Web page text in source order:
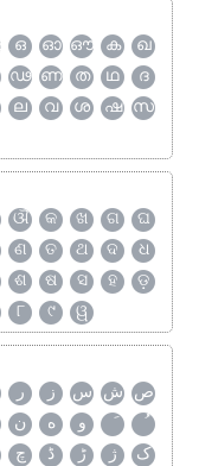
ഒ ഓ ഔ ക
ഖ
ഢ ണ ത ഥ
ദ
ല വ ശ ഷ
സ
ଔ କ ଖ ଗ
ଘ
ଣ ତ ଥ ଦ
ଧ
ଶ ଷ ସ ହ
ଡ଼
୮ ୯ ୱ
ر ز س ش ص
ن ه
و
چ ڈ ڑ ژ
ک